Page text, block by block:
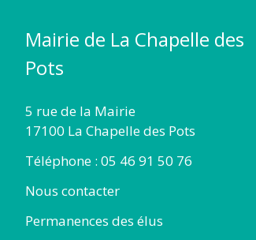
Mairie de La Chapelle des
Pots
5 rue de la Mairie
17100 La Chapelle des Pots
Téléphone : 05 46 91 50 76
Nous contacter
Permanences des élus